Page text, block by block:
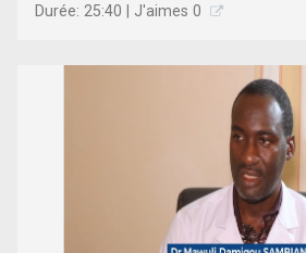
Durée: 25:40 | J'aimes 0